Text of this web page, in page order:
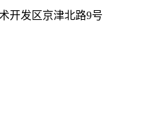
开发区京津北路9号